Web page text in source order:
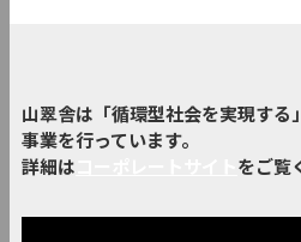
山翠舎は「循環型社会を実現する
事業を行っています。
詳細は
をご覧